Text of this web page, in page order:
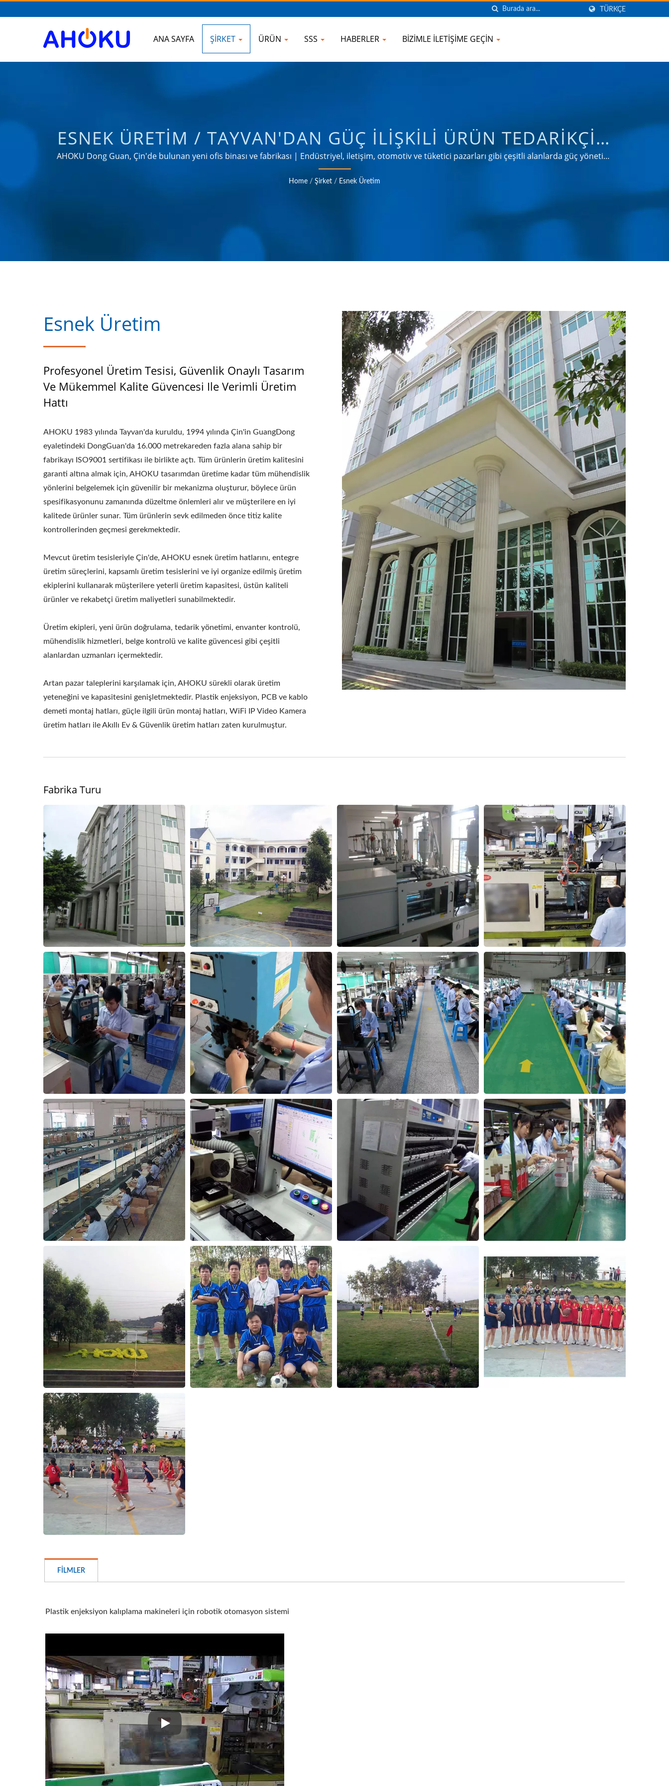
TÜRKÇE
ANA SAYFA ŞIRKET ÜRÜN SSS HABERLER BIZIMLE İLETIŞIME GEÇIN
ESNEK ÜRETIM / TAYVAN'DAN GÜÇ İLIŞKILI ÜRÜN TEDARIKÇISI
| AHOKU ELECTRONIC COMPANY
AHOKU Dong Guan, Çin'de bulunan yeni ofis binası ve fabrikası | Endüstriyel, iletişim, otomotiv ve tüketici pazarları gibi çeşitli alanlarda güç yönetimi
uygulamalarının ihtiyaçlarını karşılayan ürünler sağlama konusunda 35 yılı aşkın güvenilir OEM & ODM deneyimi.
Home / Şirket / Esnek Üretim
Esnek Üretim
Profesyonel Üretim Tesisi, Güvenlik Onaylı Tasarım
Ve Mükemmel Kalite Güvencesi Ile Verimli Üretim
Hattı
AHOKU 1983 yılında Tayvan'da kuruldu, 1994 yılında Çin'in GuangDong
eyaletindeki DongGuan'da 16.000 metrekareden fazla alana sahip bir
fabrikayı ISO9001 sertifikası ile birlikte açtı. Tüm ürünlerin üretim kalitesini
garanti altına almak için, AHOKU tasarımdan üretime kadar tüm mühendislik
yönlerini belgelemek için güvenilir bir mekanizma oluşturur, böylece ürün
spesifikasyonunu zamanında düzeltme önlemleri alır ve müşterilere en iyi
kalitede ürünler sunar. Tüm ürünlerin sevk edilmeden önce titiz kalite
kontrollerinden geçmesi gerekmektedir.
Mevcut üretim tesisleriyle Çin'de, AHOKU esnek üretim hatlarını, entegre
üretim süreçlerini, kapsamlı üretim tesislerini ve iyi organize edilmiş üretim
ekiplerini kullanarak müşterilere yeterli üretim kapasitesi, üstün kaliteli
ürünler ve rekabetçi üretim maliyetleri sunabilmektedir.
Üretim ekipleri, yeni ürün doğrulama, tedarik yönetimi, envanter kontrolü,
mühendislik hizmetleri, belge kontrolü ve kalite güvencesi gibi çeşitli
alanlardan uzmanları içermektedir.
Artan pazar taleplerini karşılamak için, AHOKU sürekli olarak üretim
yeteneğini ve kapasitesini genişletmektedir. Plastik enjeksiyon, PCB ve kablo
demeti montaj hatları, güçle ilgili ürün montaj hatları, WiFi IP Video Kamera
üretim hatları ile Akıllı Ev & Güvenlik üretim hatları zaten kurulmuştur.
Fabrika Turu
FILMLER
Plastik enjeksiyon kalıplama makineleri için robotik otomasyon sistemi
Plastik enjeksiyon kalıplama makineleri için robotik otomasyon sistemi